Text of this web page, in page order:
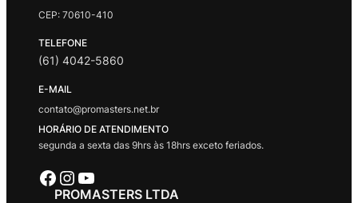
CEP: 70610-410
TELEFONE
(61) 4042-5860
E-MAIL
contato@promasters.net.br
HORÁRIO DE ATENDIMENTO
segunda a sexta das 9hrs às 18hrs exceto feriados.
Facebook Instagram Youtube
PROMASTERS LTDA